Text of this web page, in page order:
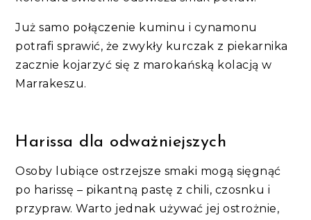
Już samo połączenie kuminu i cynamonu
potrafi sprawić, że zwykły kurczak z piekarnika
zacznie kojarzyć się z marokańską kolacją w
Marrakeszu.
Harissa dla odważniejszych
Osoby lubiące ostrzejsze smaki mogą sięgnąć
po harissę – pikantną pastę z chili, czosnku i
przypraw. Warto jednak używać jej ostrożnie,